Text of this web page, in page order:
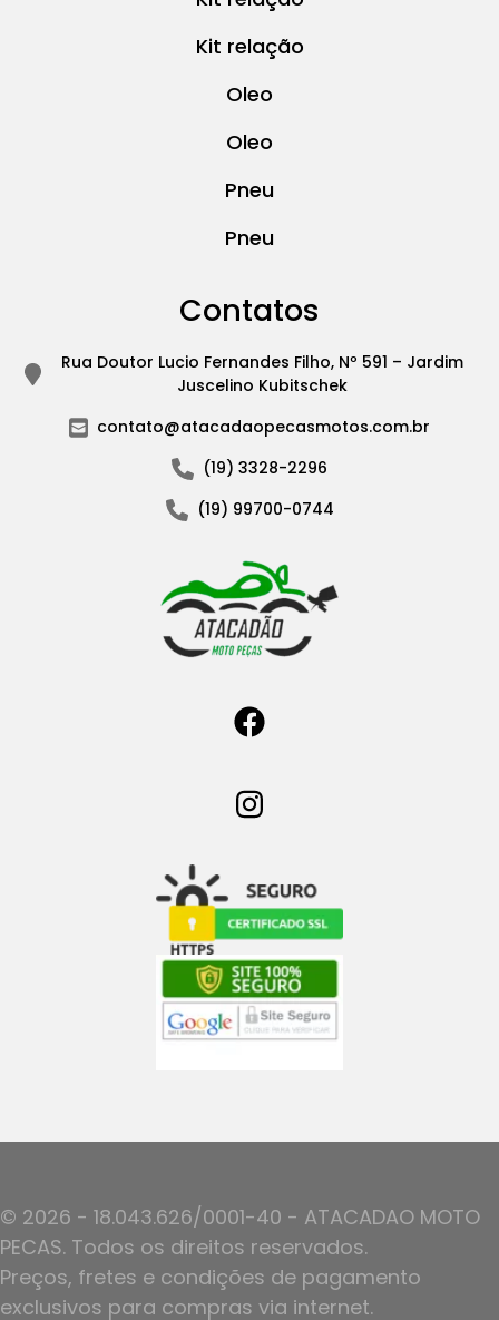
Kit relação
Oleo
Oleo
Pneu
Pneu
Contatos
Rua Doutor Lucio Fernandes Filho, Nº 591 – Jardim
Juscelino Kubitschek
contato@atacadaopecasmotos.com.br
(19) 3328-2296
(19) 99700-0744
© 2026 - 18.043.626/0001-40 - ATACADAO MOTO
PECAS. Todos os direitos reservados.
Preços, fretes e condições de pagamento
exclusivos para compras via internet.